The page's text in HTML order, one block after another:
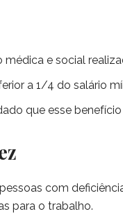
e social
a 1/4 do salário
que esse
com
para o trabalho.